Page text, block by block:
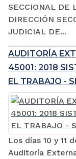
SECCIONAL DE
DIRECCIÓN
JUDICIAL DE...
AUDITORÍA
45001: 2018
EL TRABAJO -
Los días 10 y 11
Auditoría